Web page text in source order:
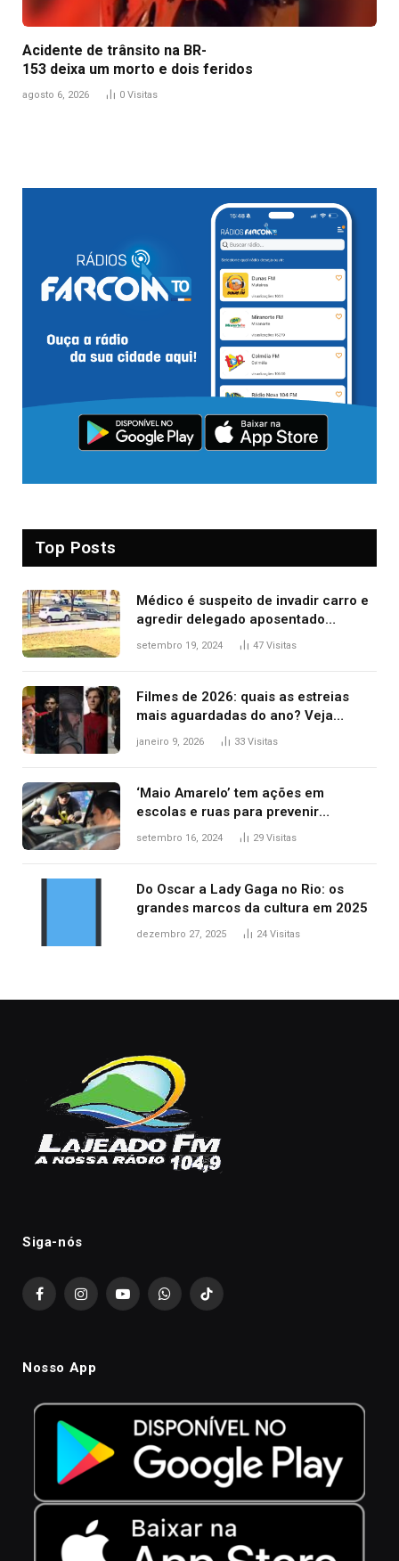
Acidente de trânsito na BR-
153 deixa um morto e dois feridos
agosto 6, 2026 0 Visitas
Top Posts
Médico é suspeito de invadir carro e
agredir delegado aposentado
durante confusão no trânsito
setembro 19, 2024 47 Visitas
Filmes de 2026: quais as estreias
mais aguardadas do ano? Veja
principais lançamentos do cinema
janeiro 9, 2026 33 Visitas
‘Maio Amarelo’ tem ações em
escolas e ruas para prevenir
acidentes no trânsito no AP
setembro 16, 2024 29 Visitas
Do Oscar a Lady Gaga no Rio: os
grandes marcos da cultura em 2025
dezembro 27, 2025 24 Visitas
Siga-nós
FacebookInstagramYouTubeWhatsAppTikTok
Nosso App